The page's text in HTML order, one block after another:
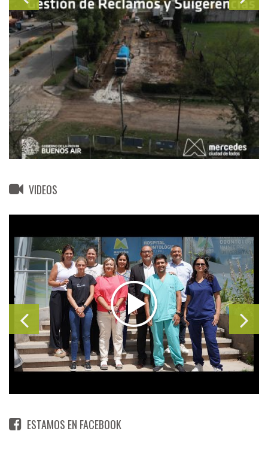
VIDEOS
ESTAMOS EN FACEBOOK